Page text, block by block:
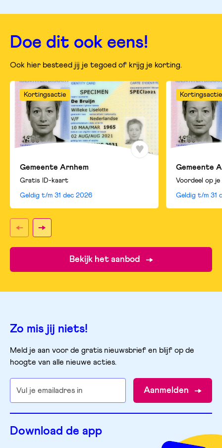
pagina
facebook
pagina
twitter
pagina
whatsapp
Doe dit ook eens!
Ook hier besteed jij je tegoed of krijg je korting.
Kortingsactie
Gemeente Arnhem
Gratis ID-kaart
Geldig t/m 31 dec 2026
Kortingsactie
Gemeente
Voordeel op
Geldig t/m 31
Bekijk het aanbod
Zo mis jij niets!
Meld je aan voor de gratis nieuwsbrief en blijf op de
hoogte van alle nieuwe acties.
Aanmelden
Download de app